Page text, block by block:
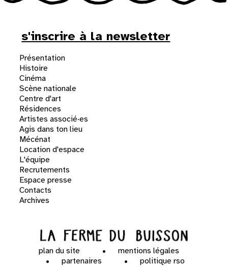
s'inscrire à la newsletter
Présentation
Histoire
Cinéma
Scène nationale
Centre d'art
Résidences
Artistes associé·es
Agis dans ton lieu
Mécénat
Location d'espace
L'équipe
Recrutements
Espace presse
Contacts
Archives
plan du site
mentions légales
partenaires
politique rso